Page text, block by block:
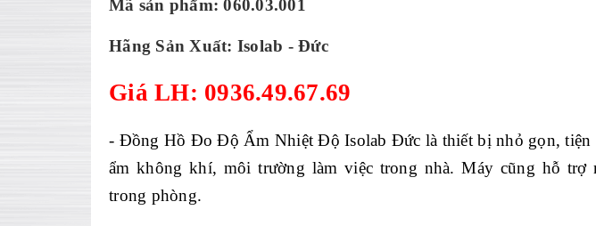
Mã sản phẩm: 060.03.001
Hãng Sản Xuất: Isolab - Đức
Giá LH: 0936.49.67.69
- Đồng Hồ Đo Độ Ẩm Nhiệt Độ Isolab Đức là thiết bị nhỏ gọn, tiện
ẩm không khí, môi trường làm việc trong nhà. Máy cũng hỗ trợ
trong phòng.